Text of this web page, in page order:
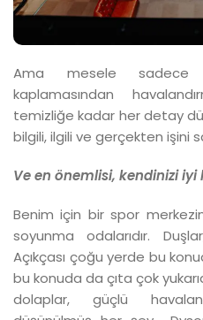
Ama mesele sadece
kaplamasından
temizliğe kadar her detay
bilgili, ilgili ve gerçekten işini
Ve en önemlisi, kendinizi iyi
Benim için bir spor
soyunma odalarıdır.
Açıkçası çoğu yerde bu
bu konuda da çıta çok
dolaplar, güçlü